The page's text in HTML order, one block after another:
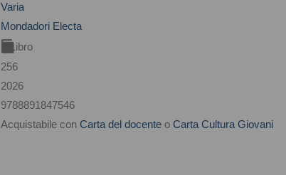
Varia
Mondadori Electa
Libro
256
2026
9788891847546
Acquistabile con Carta del docente o Carta Cultura Giovani